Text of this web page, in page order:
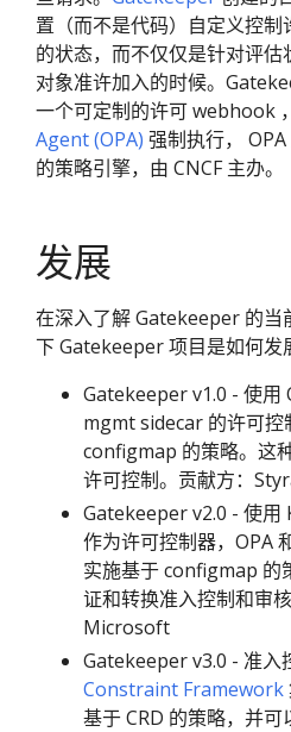
置（而不是代码）自定义控
的状态，而不仅仅是针对评
对象准许加入的时候。
一个可定制的许可 webhook
Agent (OPA) 强制执行，
的策略引擎，由 CNCF 主办。
发展
在深入了解 Gatekeeper 的当
下 Gatekeeper 项目是如何发
Gatekeeper v1.0 - 使用
mgmt sidecar 的许可控
configmap 的策略。这
许可控制。贡献方：
Gatekeeper v2.0 - 使
作为许可控制器，OPA
实施基于 configmap 的
证和转换准入控制和审
Microsoft
Gatekeeper v3.0 - 准入
Constraint Framework
基于 CRD 的策略，并